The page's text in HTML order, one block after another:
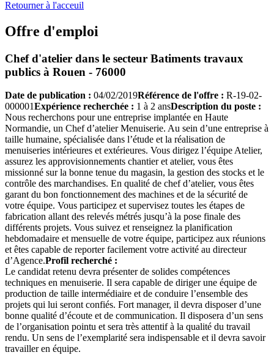
Retourner à l'acceuil
Offre d'emploi
Chef d'atelier dans le secteur Batiments travaux
publics à Rouen - 76000
Date de publication : 04/02/2019Référence de l'offre : R-19-02-
000001Expérience recherchée : 1 à 2 ansDescription du poste :
Nous recherchons pour une entreprise implantée en Haute
Normandie, un Chef d’atelier Menuiserie. Au sein d’une entreprise à
taille humaine, spécialisée dans l’étude et la réalisation de
menuiseries intérieures et extérieures. Vous dirigez l’équipe Atelier,
assurez les approvisionnements chantier et atelier, vous êtes
missionné sur la bonne tenue du magasin, la gestion des stocks et le
contrôle des marchandises. En qualité de chef d’atelier, vous êtes
garant du bon fonctionnement des machines et de la sécurité de
votre équipe. Vous participez et supervisez toutes les étapes de
fabrication allant des relevés métrés jusqu’à la pose finale des
différents projets. Vous suivez et renseignez la planification
hebdomadaire et mensuelle de votre équipe, participez aux réunions
et êtes capable de reporter facilement votre activité au directeur
d’Agence.Profil recherché :
Le candidat retenu devra présenter de solides compétences
techniques en menuiserie. Il sera capable de diriger une équipe de
production de taille intermédiaire et de conduire l’ensemble des
projets qui lui seront confiés. Fort manager, il devra disposer d’une
bonne qualité d’écoute et de communication. Il disposera d’un sens
de l’organisation pointu et sera très attentif à la qualité du travail
rendu. Un sens de l’exemplarité sera indispensable et il devra savoir
travailler en équipe.